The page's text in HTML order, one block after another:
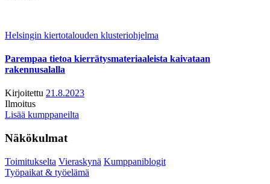
Helsingin kiertotalouden klusteriohjelma
Parempaa tietoa kierrätysmateriaaleista kaivataan
rakennusalalla
Kirjoitettu 21.8.2023
Ilmoitus
Lisää kumppaneilta
Näkökulmat
Toimitukselta Vieraskynä Kumppaniblogit
Työpaikat & työelämä